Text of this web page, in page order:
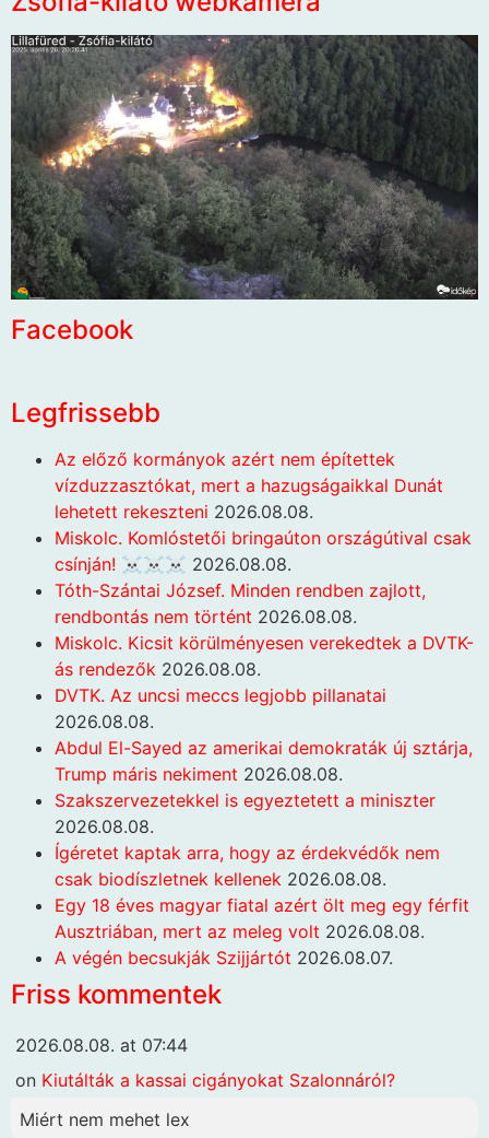
Facebook
Legfrissebb
Az előző kormányok azért nem építettek
vízduzzasztókat, mert a hazugságaikkal Dunát
lehetett rekeszteni 2026.08.08.
Miskolc. Komlóstetői bringaúton országútival csak
csínján! ☠️☠️☠️ 2026.08.08.
Tóth-Szántai József. Minden rendben zajlott,
rendbontás nem történt 2026.08.08.
Miskolc. Kicsit körülményesen verekedtek a DVTK-
ás rendezők 2026.08.08.
DVTK. Az uncsi meccs legjobb pillanatai
2026.08.08.
Abdul El-Sayed az amerikai demokraták új sztárja,
Trump máris nekiment 2026.08.08.
Szakszervezetekkel is egyeztetett a miniszter
2026.08.08.
Ígéretet kaptak arra, hogy az érdekvédők nem
csak biodíszletnek kellenek 2026.08.08.
Egy 18 éves magyar fiatal azért ölt meg egy férfit
Ausztriában, mert az meleg volt 2026.08.08.
A végén becsukják Szijjártót 2026.08.07.
Friss kommentek
2026.08.08. at 07:44
on Kiutálták a kassai cigányokat Szalonnáról?
Miért nem mehet lex